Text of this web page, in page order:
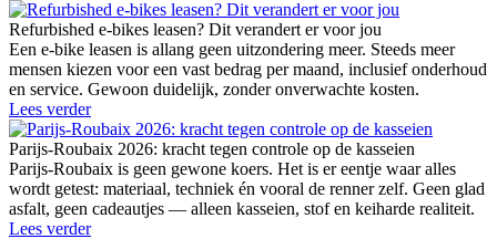
Refurbished e-bikes leasen? Dit verandert er voor jou
Een e-bike leasen is allang geen uitzondering meer. Steeds meer
mensen kiezen voor een vast bedrag per maand, inclusief onderhoud
en service. Gewoon duidelijk, zonder onverwachte kosten.
Lees verder
Parijs-Roubaix 2026: kracht tegen controle op de kasseien
Parijs-Roubaix is geen gewone koers. Het is er eentje waar alles
wordt getest: materiaal, techniek én vooral de renner zelf. Geen glad
asfalt, geen cadeautjes — alleen kasseien, stof en keiharde realiteit.
Lees verder